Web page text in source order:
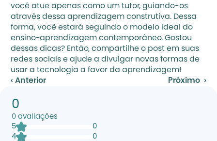
você atue apenas como um tutor, guiando-os
através dessa aprendizagem construtiva. Dessa
forma, você estará seguindo o modelo ideal do
ensino-aprendizagem contemporâneo. Gostou
dessas dicas? Então, compartilhe o post em suas
redes sociais e ajude a divulgar novas formas de
usar a tecnologia a favor da aprendizagem!
‹ Anterior
Próximo  ›
0
0 avaliações
5
0
4
0